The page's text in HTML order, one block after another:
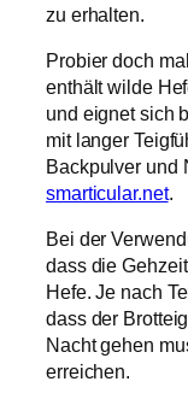
zu erhalten.
Probier doch
enthält wilde
und eignet sich
mit langer
Backpulver und
smarticular.net.
Bei der
dass die
Hefe. Je nach
dass der
Nacht gehen
erreichen.